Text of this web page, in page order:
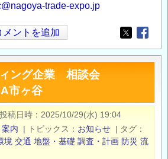
trade-expo.jp
メントを追加
Opens in
ング企業 相談会
市ヶ谷
投稿日時
2025/10/29(水) 19:04
内 | トピックス お知らせ | タグ
境 交通 地盤・基礎 調査・計画 防災 流